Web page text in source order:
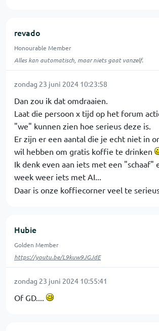
revado
Honourable Member
Alles kan automatisch, maar niets gaat vanzelf.
zondag 23 juni 2024 10:23:58
Dan zou ik dat omdraaien.
Laat die persoon x tijd op het forum
"we" kunnen zien hoe serieus deze is.
Er zijn er een aantal die je echt niet in
wil hebben om gratis koffie te drinken
Ik denk even aan iets met een "schaaf"
week weer iets met AI...
Daar is onze koffiecorner veel te
Hubie
Golden Member
https://youtu.be/L9kuw9JGJdE
zondag 23 juni 2024 10:55:41
Of GD....